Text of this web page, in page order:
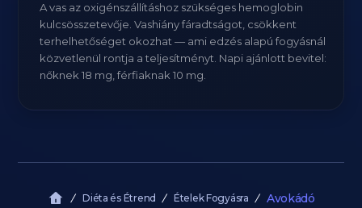
A vas az oxigénszállításhoz szükséges hemoglobin
kulcsösszetevője. Vashiány fáradtságot, csökkent
terhelhetőséget okozhat — ami edzés alapú fogyásnál
közvetlenül rontja a teljesítményt. Napi ajánlott bevitel:
nőknek 18 mg, férfiaknak 10 mg.
Diéta és Étrend Ételek Fogyásra Avokádó